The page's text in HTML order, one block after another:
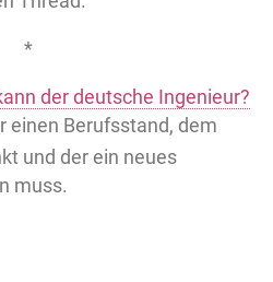
*
der deutsche Ingenieur?
einen Berufsstand, dem
und der ein neues
muss.